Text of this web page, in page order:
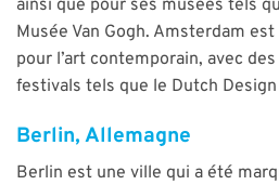
ainsi que pour ses musées tels
Musée Van Gogh. Amsterdam
pour l’art contemporain, avec
festivals tels que le Dutch Design
Berlin, Allemagne
Berlin est une ville qui a été